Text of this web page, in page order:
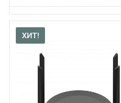
ХИТ!